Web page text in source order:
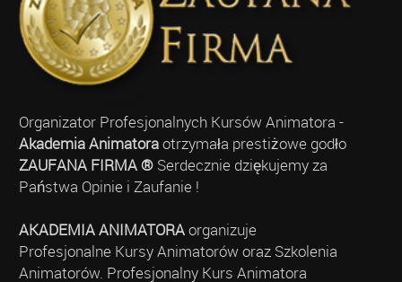
Organizator Profesjonalnych Kursów Animatora -
Akademia Animatoraotrzymała prestiżowe godło
ZAUFANA FIRMA ®Serdecznie dziękujemy za
Państwa Opinie i Zaufanie !
AKADEMIA ANIMATORAorganizuje
Profesjonalne Kursy Animatorów oraz Szkolenia
Animatorów. Profesjonalny Kurs Animatora